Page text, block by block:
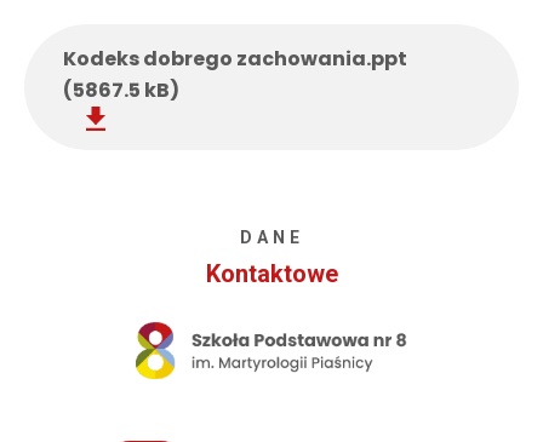
Kodeks dobrego zachowania.ppt
(5867.5 kB)
DANE
Kontaktowe